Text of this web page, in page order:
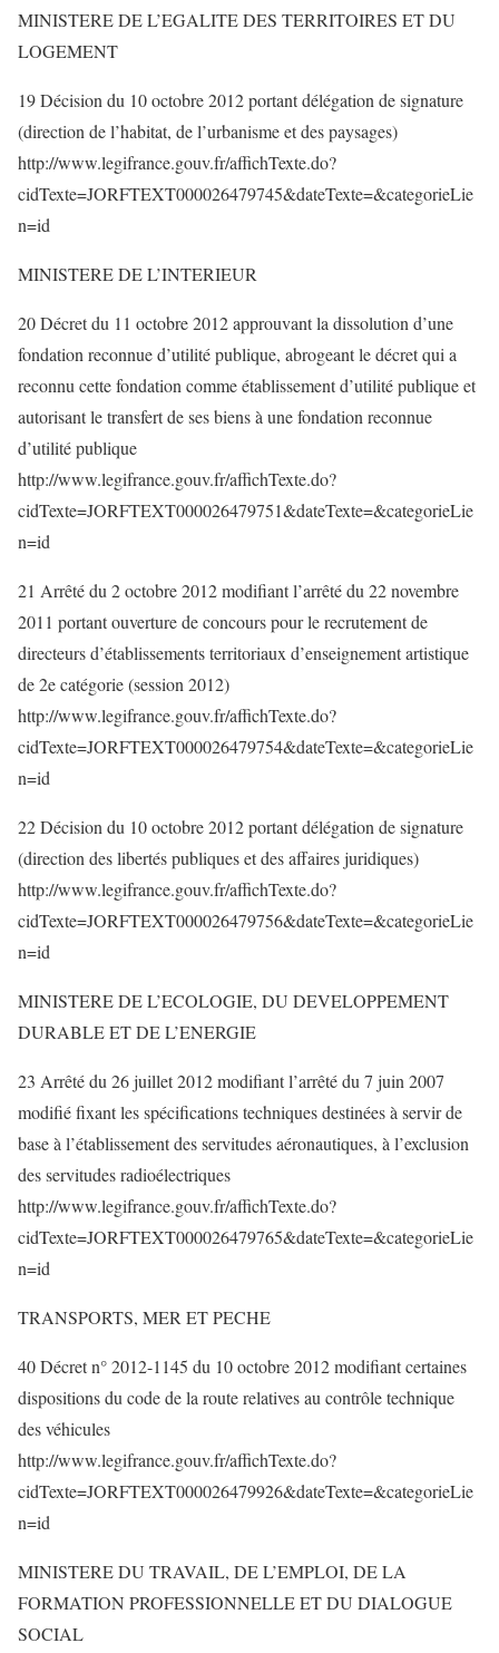
MINISTERE DE L’EGALITE DES TERRITOIRES ET DU
LOGEMENT
19 Décision du 10 octobre 2012 portant délégation de signature
(direction de l’habitat, de l’urbanisme et des paysages)
http://www.legifrance.gouv.fr/affichTexte.do?
cidTexte=JORFTEXT000026479745&dateTexte=&categorieLie
n=id
MINISTERE DE L’INTERIEUR
20 Décret du 11 octobre 2012 approuvant la dissolution d’une
fondation reconnue d’utilité publique, abrogeant le décret qui a
reconnu cette fondation comme établissement d’utilité publique et
autorisant le transfert de ses biens à une fondation reconnue
d’utilité publique
http://www.legifrance.gouv.fr/affichTexte.do?
cidTexte=JORFTEXT000026479751&dateTexte=&categorieLie
n=id
21 Arrêté du 2 octobre 2012 modifiant l’arrêté du 22 novembre
2011 portant ouverture de concours pour le recrutement de
directeurs d’établissements territoriaux d’enseignement artistique
de 2e catégorie (session 2012)
http://www.legifrance.gouv.fr/affichTexte.do?
cidTexte=JORFTEXT000026479754&dateTexte=&categorieLie
n=id
22 Décision du 10 octobre 2012 portant délégation de signature
(direction des libertés publiques et des affaires juridiques)
http://www.legifrance.gouv.fr/affichTexte.do?
cidTexte=JORFTEXT000026479756&dateTexte=&categorieLie
n=id
MINISTERE DE L’ECOLOGIE, DU DEVELOPPEMENT
DURABLE ET DE L’ENERGIE
23 Arrêté du 26 juillet 2012 modifiant l’arrêté du 7 juin 2007
modifié fixant les spécifications techniques destinées à servir de
base à l’établissement des servitudes aéronautiques, à l’exclusion
des servitudes radioélectriques
http://www.legifrance.gouv.fr/affichTexte.do?
cidTexte=JORFTEXT000026479765&dateTexte=&categorieLie
n=id
TRANSPORTS, MER ET PECHE
40 Décret n° 2012-1145 du 10 octobre 2012 modifiant certaines
dispositions du code de la route relatives au contrôle technique
des véhicules
http://www.legifrance.gouv.fr/affichTexte.do?
cidTexte=JORFTEXT000026479926&dateTexte=&categorieLie
n=id
MINISTERE DU TRAVAIL, DE L’EMPLOI, DE LA
FORMATION PROFESSIONNELLE ET DU DIALOGUE
SOCIAL